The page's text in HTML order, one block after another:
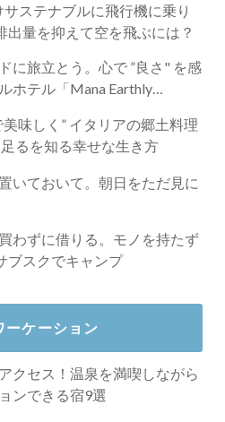
ステナブルに飛行機に乗り
出量を抑えて空を飛ぶには？
に旅立とう。心で ”良さ" を感
ホテル「Mana Earthly
美味しく” イタリアの郷土料理
るを知る幸せな生き方
いておいて。朝日をただ見に
わずに借りる。モノを持たず
ブスクでキャンプ
ーケーション
クセス！温泉を満喫しながら
ンできる宿9選